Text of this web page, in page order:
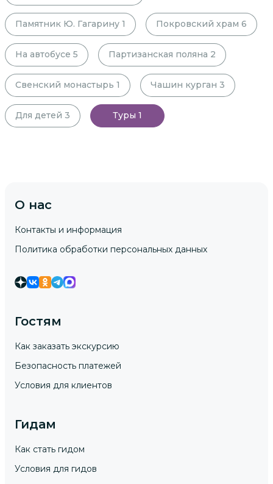
Памятник Ю. Гагарину 1 Покровский храм 6
На автобусе 5 Партизанская поляна 2
Свенский монастырь 1 Чашин курган 3
Для детей 3 Туры 1
О нас
Контакты и информация
Политика обработки персональных данных
Гостям
Как заказать экскурсию
Безопасность платежей
Условия для клиентов
Гидам
Как стать гидом
Условия для гидов